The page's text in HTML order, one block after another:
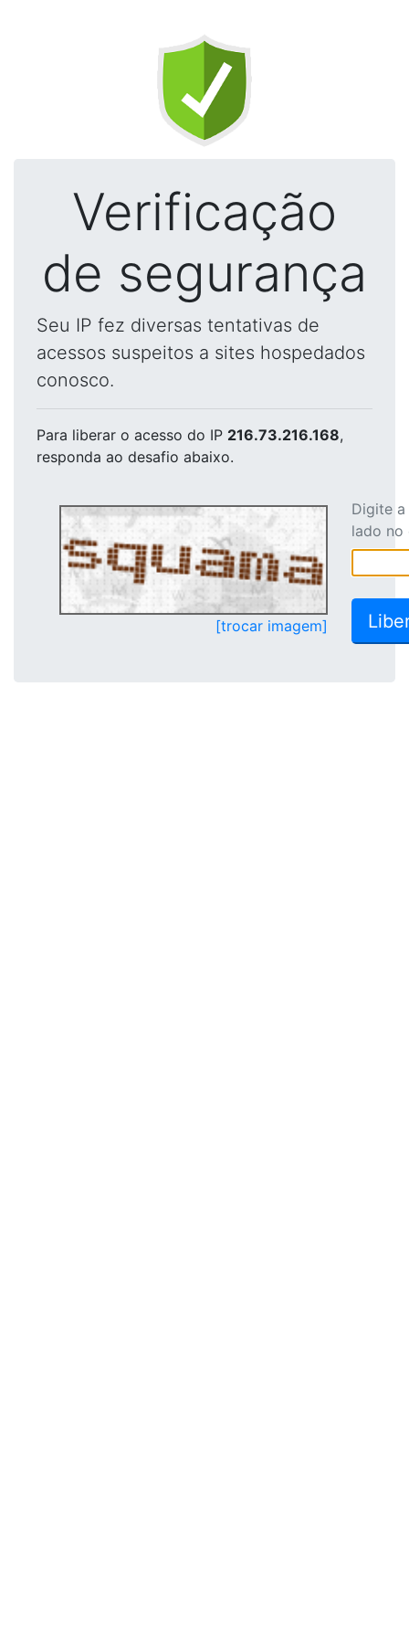
Verificação
de segurança
Seu IP fez diversas tentativas de
acessos suspeitos a sites hospedados
conosco.
Para liberar o acesso do IP 216.73.216.168,
responda ao desafio abaixo.
[trocar imagem]
Digite
lado no